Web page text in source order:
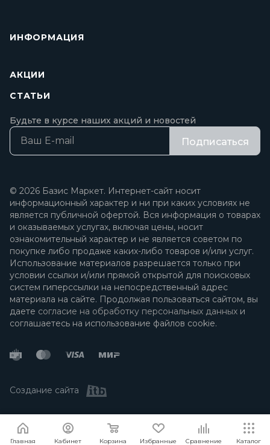
ИНФОРМАЦИЯ
АКЦИИ
СТАТЬИ
Будьте в курсе наших акций и новостей
Подписаться
© 2026 Базис Маркет. Интернет-сайт носит
информационный характер и ни при каких условиях не
является публичной офертой. Вся информация о товарах
и оказываемых услугах, включая цены, носит
ознакомительный характер и не является советом по
покупке либо продаже каких-либо товаров и/или услуг.
Использование материалов разрешается только при
условии ссылки и/или прямой открытой для поисковых
систем гиперссылки на непосредственный адрес
материала на сайте. Продолжая пользоваться сайтом, вы
даете согласие на обработку персональных данных и
соглашаетесь на использование файлов cookie.
Создание сайта
Главная Кабинет Корзина Избранные Сравнение Каталог
Мы используем файлы cookie. Подробнее Я согласен